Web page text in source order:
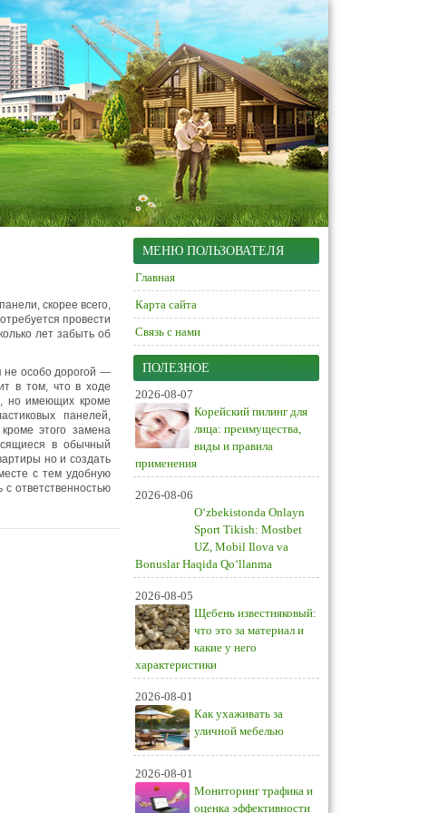
скорее всего,
провести
лет забыть об
не особо дорогой —
в том, что в ходе
но имеющих кроме
панелей,
этого замена
в обычный
но и создать
с тем удобную
ответственностью
МЕНЮ ПОЛЬЗОВАТЕЛЯ
Главная
Карта сайта
Связь с нами
ПОЛЕЗНОЕ
2026-08-07
Корейский пилинг для
лица: преимущества,
виды и правила
применения
2026-08-06
O‘zbekistonda Onlayn
Sport Tikish: Mostbet
UZ, Mobil Ilova va
Bonuslar Haqida Qo‘llanma
2026-08-05
Щебень известняковый:
что это за материал и
какие у него
характеристики
2026-08-01
Как ухаживать за
уличной мебелью
2026-08-01
Мониторинг трафика и
оценка эффективности